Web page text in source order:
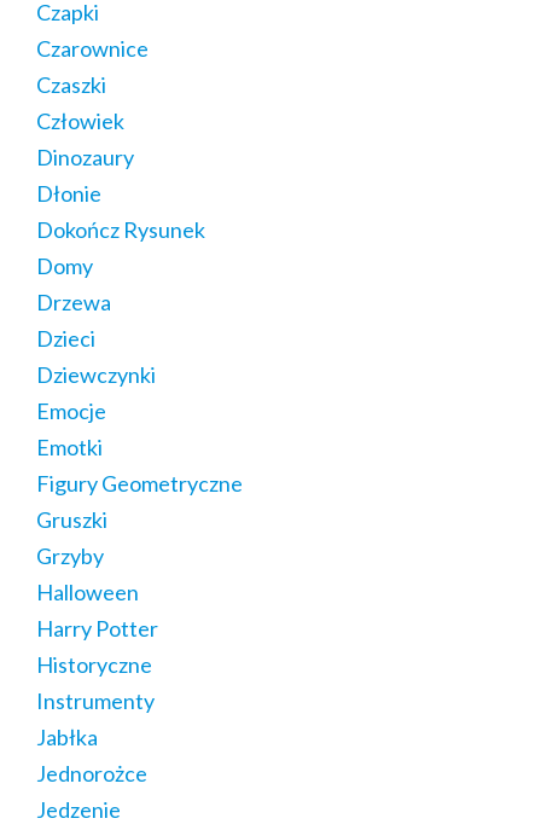
Czapki
Czarownice
Czaszki
Człowiek
Dinozaury
Dłonie
Dokończ Rysunek
Domy
Drzewa
Dzieci
Dziewczynki
Emocje
Emotki
Figury Geometryczne
Gruszki
Grzyby
Halloween
Harry Potter
Historyczne
Instrumenty
Jabłka
Jednorożce
Jedzenie